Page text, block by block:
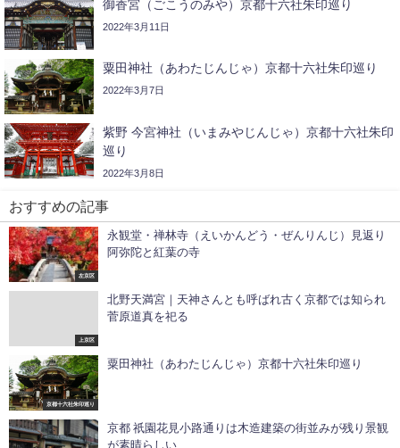
御香宮（ごこうのみや）京都十六社朱印巡り
2022年3月11日
粟田神社（あわたじんじゃ）京都十六社朱印巡り
2022年3月7日
紫野 今宮神社（いまみやじんじゃ）京都十六社朱印
巡り
2022年3月8日
おすすめの記事
左京区
永観堂・禅林寺（えいかんどう・ぜんりんじ）見返り
阿弥陀と紅葉の寺
上京区
北野天満宮｜天神さんとも呼ばれ古く京都では知られ
菅原道真を祀る
京都十六社朱印巡り
粟田神社（あわたじんじゃ）京都十六社朱印巡り
京都 祇園花見小路通りは木造建築の街並みが残り景観
が素晴らしい